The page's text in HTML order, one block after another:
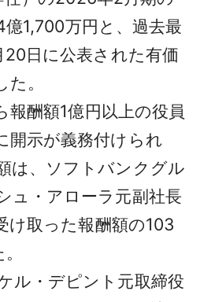
1,700万円と、過去最
日に公表された有価
。
酬額1億円以上の役員
開示が義務付けられ
は、ソフトバンクグル
ュ・アローラ元副社長
け取った報酬額の103
ル・デピント元取締役